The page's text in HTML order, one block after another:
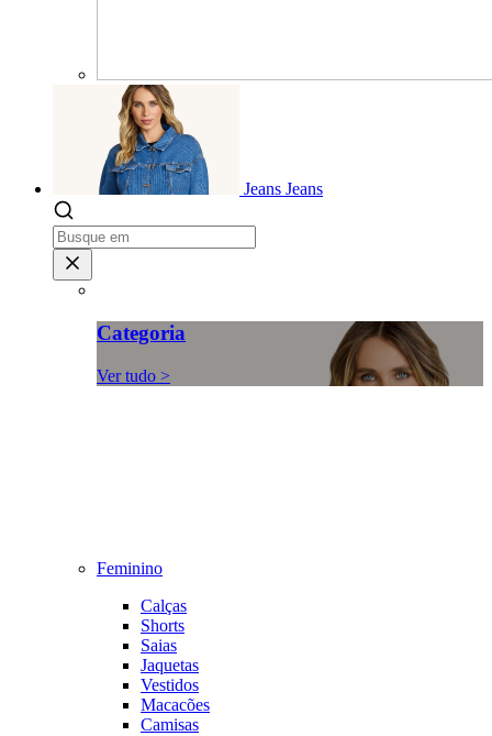
Jeans Jeans
Categoria
Ver tudo >
Feminino
Calças
Shorts
Saias
Jaquetas
Vestidos
Macacões
Camisas